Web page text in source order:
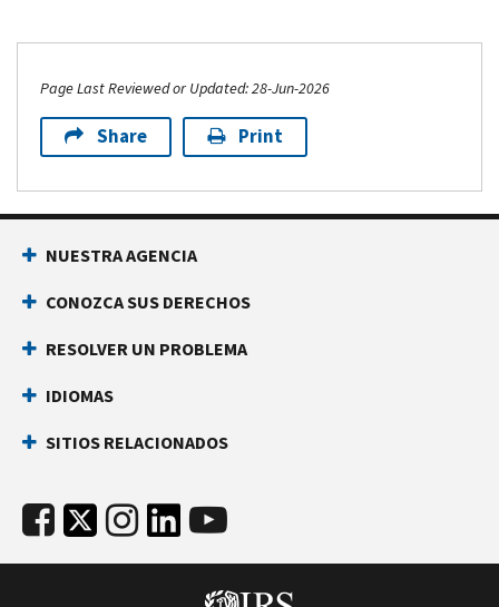
Page Last Reviewed or Updated: 28-Jun-2026
Share Print
NUESTRA AGENCIA
CONOZCA SUS DERECHOS
RESOLVER UN PROBLEMA
IDIOMAS
SITIOS RELACIONADOS